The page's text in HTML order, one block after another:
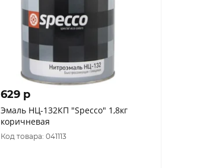
629 p
Эмаль НЦ-132КП "Specco" 1,8кг
коричневая
Код товара: 041113